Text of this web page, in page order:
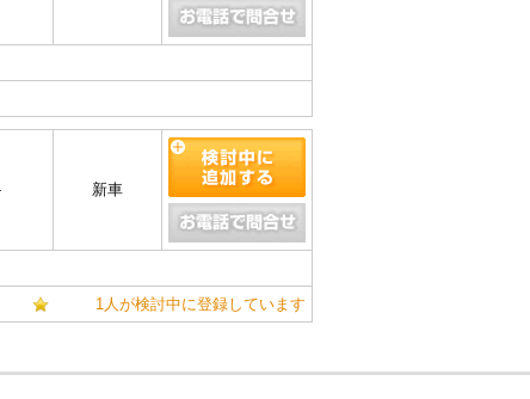
新車
1人が検討中に登録しています